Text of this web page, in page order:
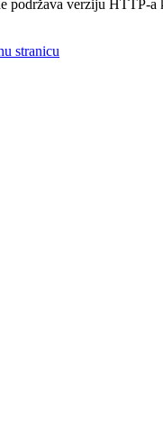
podržava verziju HTTP-a
stranicu